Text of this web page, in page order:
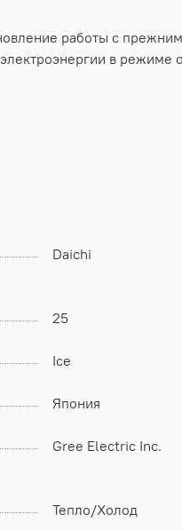
работы с
в режиме
Daichi
25
Ice
Япония
Gree Electric Inc.
Тепло/Холод